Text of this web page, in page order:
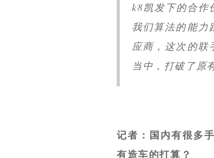
k8凯发下的合作
我们算法的能力
应商，这次的联
当中，打破了原
记者：国内有很多
有造车的打算？